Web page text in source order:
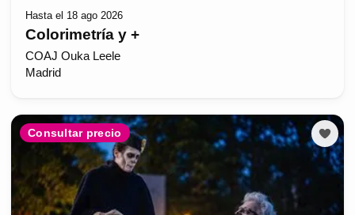
Hasta el 18 ago 2026
Colorimetría y +
COAJ Ouka Leele
Madrid
Consultar precio